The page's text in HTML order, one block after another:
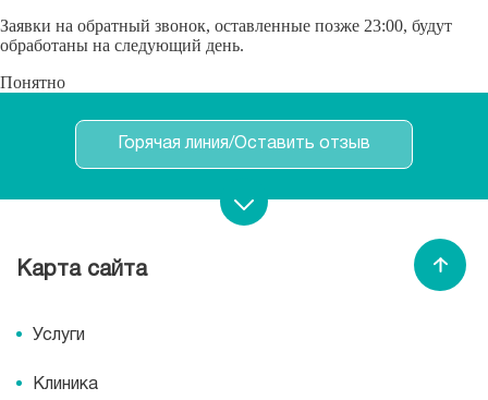
Заявки на обратный звонок, оставленные позже 23:00, будут
обработаны на следующий день.
Понятно
Горячая линия/Оставить отзыв
Записаться на прием
Карта сайта
Услуги
Клиника